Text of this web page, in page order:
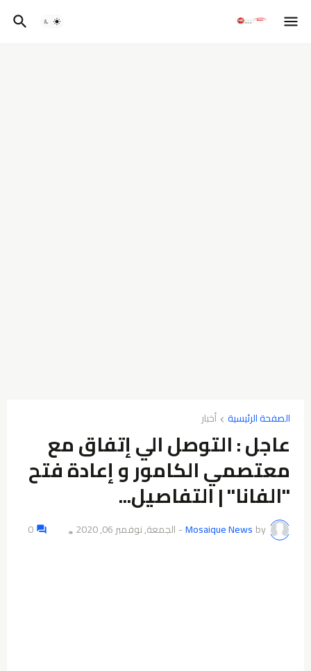
الصفحة الرئيسية أخبار
عاجل ‏: ‏التوصل ‏الي ‏إتفاق ‏مع
‏معتصمي ‏الكامور ‏و ‏إعادة فتح
‏"الفانا" ‏| ‏التفاصيل... ‏
by
Mosaique News
- الجمعة, نوفمبر 06, 2020 👁️
0